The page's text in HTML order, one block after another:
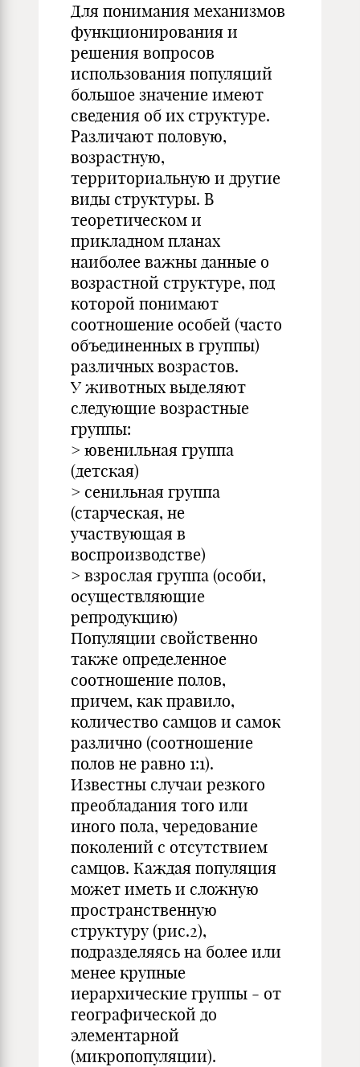
Для понимания механизмов
функционирования и
решения вопросов
использования популяций
большое значение имеют
сведения об их структуре.
Различают половую,
возрастную,
территориальную и другие
виды структуры. В
теоретическом и
прикладном планах
наиболее важны данные о
возрастной структуре, под
которой понимают
соотношение особей (часто
объединенных в группы)
различных возрастов.
У животных выделяют
следующие возрастные
группы:
> ювенильная группа
(детская)
> сенильная группа
(старческая, не
участвующая в
воспроизводстве)
> взрослая группа (особи,
осуществляющие
репродукцию)
Популяции свойственно
также определенное
соотношение полов,
причем, как правило,
количество самцов и самок
различно (соотношение
полов не равно 1:1).
Известны случаи резкого
преобладания того или
иного пола, чередование
поколений с отсутствием
самцов. Каждая популяция
может иметь и сложную
пространственную
структуру (рис.2),
подразделяясь на более или
менее крупные
иерархические группы - от
географической до
элементарной
(микропопуляции).